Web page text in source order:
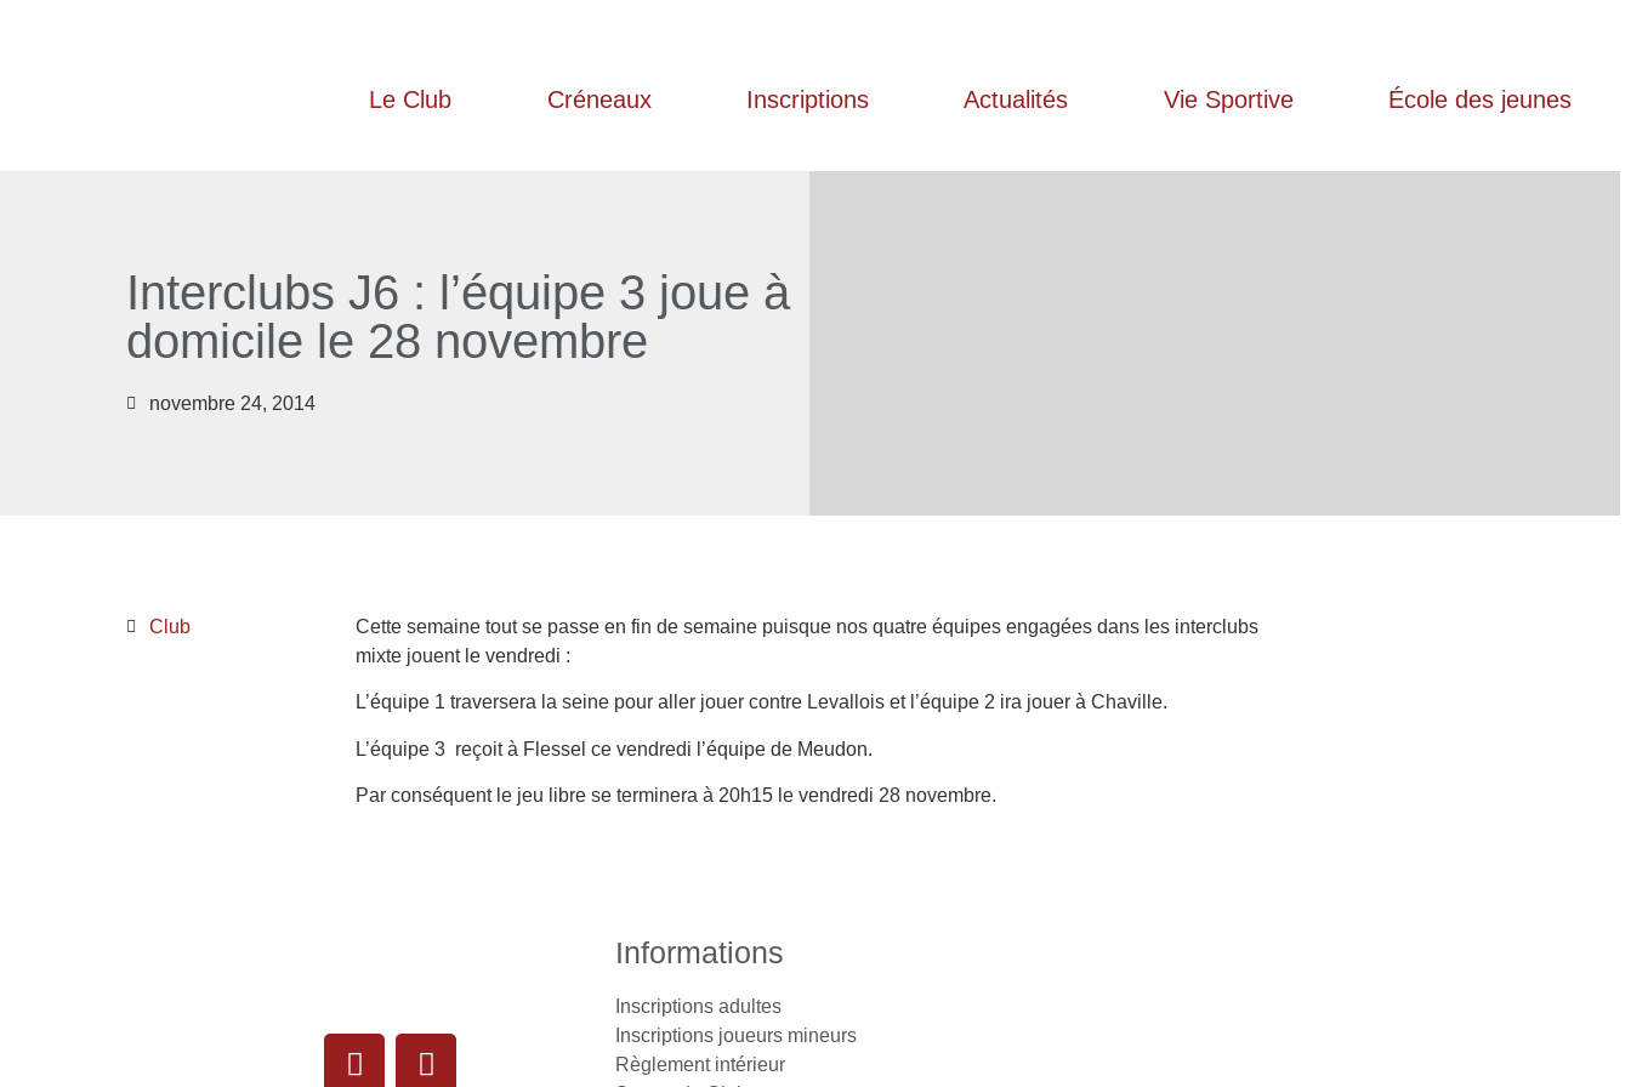
Le Club Créneaux Inscriptions Actualités Vie Sportive École des jeunes
Interclubs J6 : l’équipe 3 joue à
domicile le 28 novembre
novembre 24, 2014
Club
Cette semaine tout se passe en fin de semaine puisque nos quatre équipes engagées dans les interclubs
mixte jouent le vendredi :
L’équipe 1 traversera la seine pour aller jouer contre Levallois et l’équipe 2 ira jouer à Chaville.
L’équipe 3 reçoit à Flessel ce vendredi l’équipe de Meudon.
Par conséquent le jeu libre se terminera à 20h15 le vendredi 28 novembre.
Informations
Inscriptions adultes
Inscriptions joueurs mineurs
Règlement intérieur